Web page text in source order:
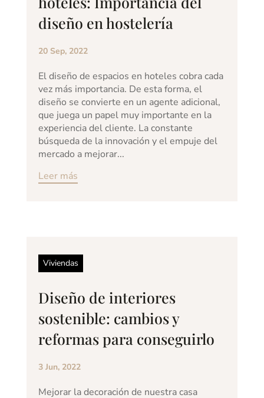
diseño en hostelería
20 Sep, 2022
El diseño de espacios en hoteles cobra cada
vez más importancia. De esta forma, el
diseño se convierte en un agente adicional,
que juega un papel muy importante en la
experiencia del cliente. La constante
búsqueda de la innovación y el empuje del
mercado a mejorar...
Leer más
Viviendas
Diseño de interiores
sostenible: cambios y
reformas para conseguirlo
3 Jun, 2022
Mejorar la decoración de nuestra casa